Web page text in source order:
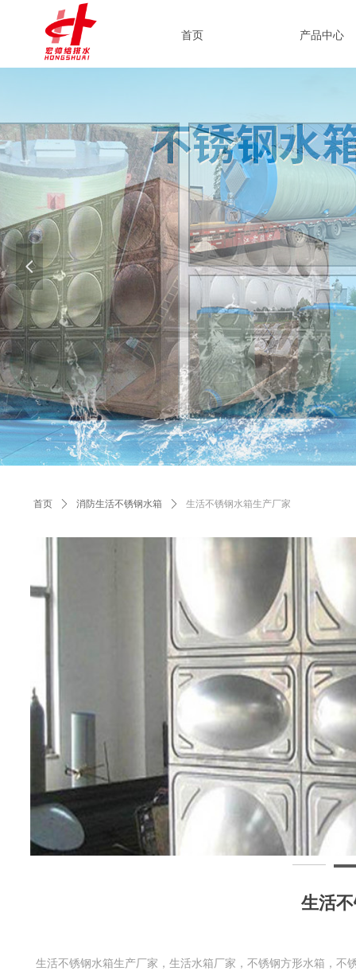
首页 产品中心
넳
首页 ꄲ 消防生活不锈钢水箱 ꄲ 生活不锈钢水箱生产厂家
生活
生活不锈钢水箱生产厂家，生活水箱厂家，不锈钢方形水箱，